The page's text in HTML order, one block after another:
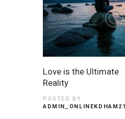
Love is the Ultimate
Reality
POSTED BY
ADMIN_ONLINEKDHAM21